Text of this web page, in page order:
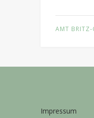
AMT BRITZ-
Impressum